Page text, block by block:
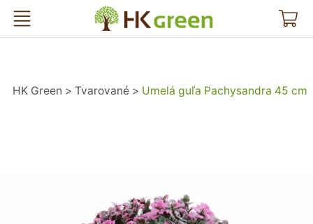
HK Green
HK Green Tvarované Umelá guľa Pachysandra 45 cm